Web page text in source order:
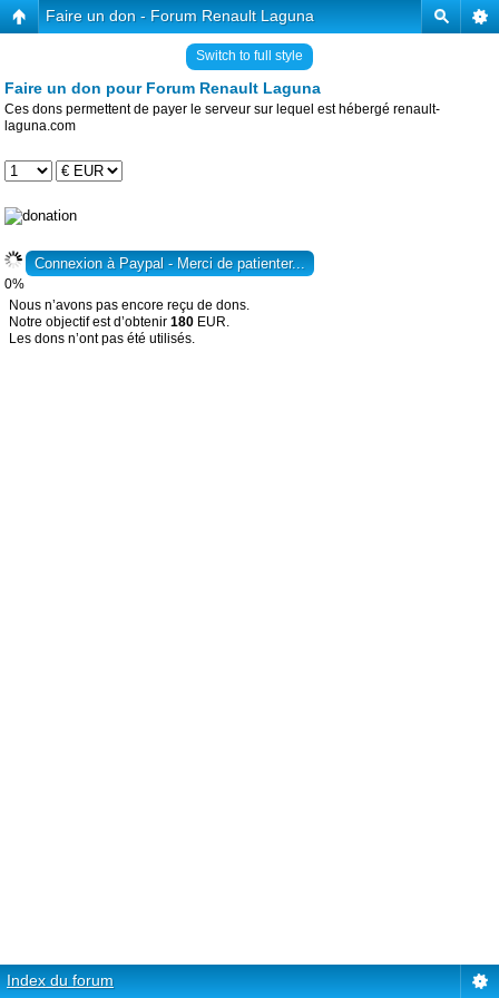
Faire un don - Forum Renault Laguna
Switch to full style
Faire un don pour Forum Renault Laguna
Ces dons permettent de payer le serveur sur lequel est hébergé renault-
laguna.com
0%
Nous n’avons pas encore reçu de dons.
Notre objectif est d’obtenir 180 EUR.
Les dons n’ont pas été utilisés.
Index du forum